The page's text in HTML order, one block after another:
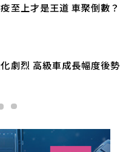
道 車聚倒數？
車成長幅度後勢